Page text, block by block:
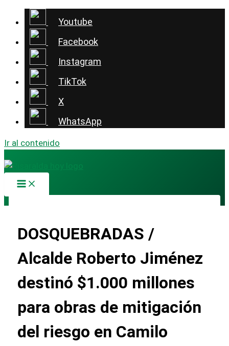
Youtube
Facebook
Instagram
TikTok
X
WhatsApp
Ir al contenido
DOSQUEBRADAS /
Alcalde Roberto Jiménez
destinó $1.000 millones
para obras de mitigación
del riesgo en Camilo